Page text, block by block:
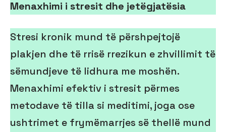
Menaxhimi i stresit dhe jetëgjatësia
Stresi kronik mund të përshpejtojë
plakjen dhe të rrisë rrezikun e zhvillimit të
sëmundjeve të lidhura me moshën.
Menaxhimi efektiv i stresit përmes
metodave të tilla si meditimi, joga ose
ushtrimet e frymëmarrjes së thellë mund